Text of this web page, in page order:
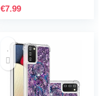
Proof
€7.99